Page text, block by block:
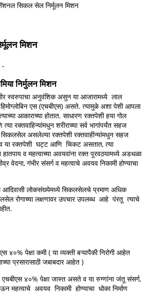
सिकल सेल निर्मूलन मिशन
मिशन
-
निर्मुलन मिशन
स्‍वरुपाचा अनुवंशिक असुन या आजारामध्‍ये लाल
एस (एचबीएस) असते. त्‍यामुळे अशा पेशी आपला
आकाराच्‍या होतात. साधारण रक्‍तपेशी हया गोल
रक्‍तवाहिन्‍यांमधुन शरीराच्‍या सर्व भागांपर्यंत सहज
असलेल्‍या रक्‍तपेशी रक्‍तवाहीन्‍यांमधुन सहज
या रक्‍तपेशी घट्ट आणि चिकट असतात, त्‍या
व महत्‍वाच्‍या अवयवांना रक्‍त पूरवठयामध्‍ये अडथळा
वेदना, गंभीर संसर्ग व महत्‍वाचे अवयव निकामी होण्‍याचा
आदिवासी लोकसंख्येमध्ये सिकलसेलचे प्रमाण अधिक
रोगाच्‍या लक्षणावर उपचार उपलब्‍ध आहे पंरतू त्‍याचे
पेक्षा कमी ( या व्यक्ती बऱ्यापैकी निरोगी आहेत
प्रसारासाठी जबाबदार आहेत )
४०% पेक्षा जास्त असते व या रुग्‍णांना जंतू संसर्ग,
महत्‍वाचे अवयव निकामी होण्‍याचा धोका निर्माण